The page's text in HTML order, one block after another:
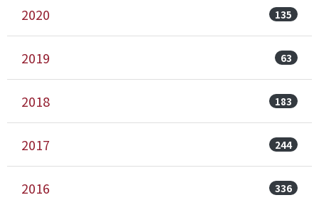
2020 135
2019 63
2018 183
2017 244
2016 336